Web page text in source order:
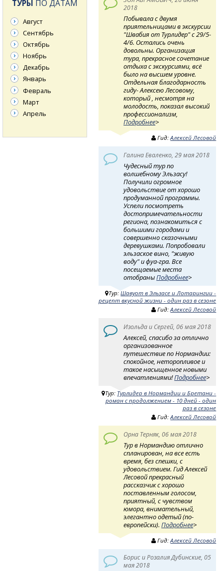
2018
Побывала с двумя
приятельницами в экскурсии
"Швабия от Турлидер" с 29/5-
4/6. Остались очень
довольны. Организация
тура, прекрасное сочетание
отдыха с экскурсиями, всё
было на высшем уровне.
Отдельная благодарность
гиду- Алексею Лесовому,
который , несмотря на
молодость, показал высокий
профессионализм,
Подробнее>
Гид:Алексей Лесовой
Галина Еваленко, 29 мая 2018
Чудесный тур по
волшебному Эльзасу!
Получили огромное
удовольствие от хорошо
продуманной программы.
Успели посмотреть
достопримечательности
региона, познакомиться с
большими городами и
совершенно сказочными
деревушками. Попробовали
эльзаское вино, "живую
воду" и фуа-гра. Все
посещаемые места
отобраныПодробнее>
Тур:Шавуот в Эльзасе и Лотарингии -
рецепт вкусной жизни - один раз в сезоне
Гид:Алексей Лесовой
Изольда и Сергей, 06 мая 2018
Алексей, спасибо за отлично
организованное
путешествие по Нормандии:
спокойное, неторопливое и
такое насыщенное новыми
впечатлениями!Подробнее>
Тур: Турлидер в Нормандии и Бретани -
роман с продолжением - 10 дней - один
раз в сезоне
Гид:Алексей Лесовой
Орна Терняк, 06 мая 2018
Тур в Нормандию отлично
спланирован, на все есть
время, без спешки, с
удовольствием. Гид Алексей
Лесовой прекрасный
рассказчик с хорошо
поставленным голосом,
приятный, с чувством
юмора, внимательный,
элегантно одетый (по-
европейски).Подробнее>
Гид:Алексей Лесовой
Борис и Розалия Дубинские, 05
мая 2018
ТУРЫ ПО ДАТАМ
Август
Сентябрь
Октябрь
Ноябрь
Декабрь
Январь
Февраль
Март
Апрель